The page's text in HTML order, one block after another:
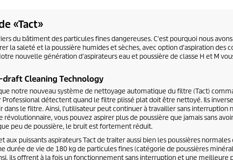
«Tact»
du bâtiment des particules fines dangereuses. C'est pourquoi nous
la saleté et la poussière humides et sèches, avec option d'aspiration des
nouvelle génération d'aspirateurs eau et poussière de classe H et M
draft Cleaning Technology
notre nouveau système de nettoyage automatique du filtre (Tact)
Professional détectent quand le filtre plissé plat doit être nettoyé. Ils
le filtre. Ainsi, l'utilisateur peut continuer à travailler sans interruption
révolutionnaire, vous pouvez aspirer plus de poussière que jamais sans
peu de poussière, le bruit est fortement réduit.
puissants aspirateurs Tact de traiter aussi bien les poussières normales
durée de vie de 180 kg de particules fines (catégorie de poussières
ils offrent à la fois un fonctionnement sans interruption et une meilleure